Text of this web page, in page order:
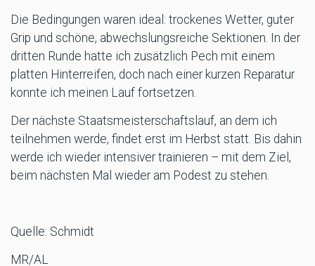
Die Bedingungen waren ideal: trockenes Wetter, guter
Grip und schöne, abwechslungsreiche Sektionen. In der
dritten Runde hatte ich zusätzlich Pech mit einem
platten Hinterreifen, doch nach einer kurzen Reparatur
konnte ich meinen Lauf fortsetzen.
Der nächste Staatsmeisterschaftslauf, an dem ich
teilnehmen werde, findet erst im Herbst statt. Bis dahin
werde ich wieder intensiver trainieren – mit dem Ziel,
beim nächsten Mal wieder am Podest zu stehen.
Quelle: Schmidt
MR/AL